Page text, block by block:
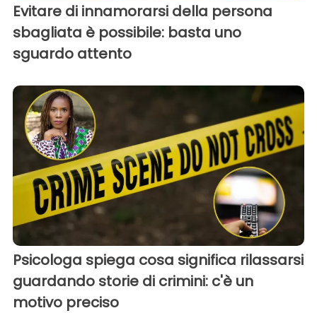
Evitare di innamorarsi della persona
sbagliata è possibile: basta uno
sguardo attento
Psicologa spiega cosa significa rilassarsi
guardando storie di crimini: c'è un
motivo preciso